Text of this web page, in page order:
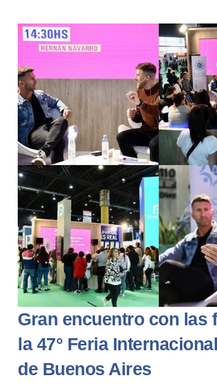
Gran encuentro con las
la 47° Feria
de Buenos Aires